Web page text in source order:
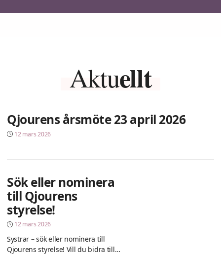
Aktuellt
Qjourens årsmöte 23 april 2026
12 mars 2026
Sök eller nominera
till Qjourens
styrelse!
12 mars 2026
Systrar – sök eller nominera till
Qjourens styrelse! Vill du bidra till